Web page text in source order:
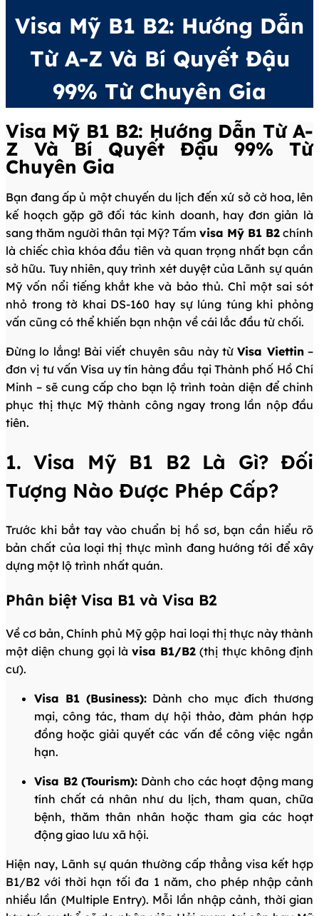
Visa Mỹ B1 B2: Hướng Dẫn
Từ A-Z Và Bí Quyết Đậu
99% Từ Chuyên Gia
Visa Mỹ B1 B2: Hướng Dẫn Từ A-
Z Và Bí Quyết Đậu 99% Từ
Chuyên Gia
Bạn đang ấp ủ một chuyến du lịch đến xứ sở cờ hoa, lên
kế hoạch gặp gỡ đối tác kinh doanh, hay đơn giản là
sang thăm người thân tại Mỹ? Tấm visa Mỹ B1 B2 chính
là chiếc chìa khóa đầu tiên và quan trọng nhất bạn cần
sở hữu. Tuy nhiên, quy trình xét duyệt của Lãnh sự quán
Mỹ vốn nổi tiếng khắt khe và bảo thủ. Chỉ một sai sót
nhỏ trong tờ khai DS-160 hay sự lúng túng khi phỏng
vấn cũng có thể khiến bạn nhận về cái lắc đầu từ chối.
Đừng lo lắng! Bài viết chuyên sâu này từVisa Viettin–
đơn vị tư vấn Visa uy tín hàng đầu tại Thành phố Hồ Chí
Minh – sẽ cung cấp cho bạn lộ trình toàn diện để chinh
phục thị thực Mỹ thành công ngay trong lần nộp đầu
tiên.
1. Visa Mỹ B1 B2 Là Gì? Đối
Tượng Nào Được Phép Cấp?
Trước khi bắt tay vào chuẩn bị hồ sơ, bạn cần hiểu rõ
bản chất của loại thị thực mình đang hướng tới để xây
dựng một lộ trình nhất quán.
Phân biệt Visa B1 và Visa B2
Về cơ bản, Chính phủ Mỹ gộp hai loại thị thực này thành
một diện chung gọi là visa B1/B2 (thị thực không định
cư).
Visa B1 (Business): Dành cho mục đích thương
mại, công tác, tham dự hội thảo, đàm phán hợp
đồng hoặc giải quyết các vấn đề công việc ngắn
hạn.
Visa B2 (Tourism): Dành cho các hoạt động mang
tính chất cá nhân như du lịch, tham quan, chữa
bệnh, thăm thân nhân hoặc tham gia các hoạt
động giao lưu xã hội.
Hiện nay, Lãnh sự quán thường cấp thẳng visa kết hợp
B1/B2 với thời hạn tối đa 1 năm, cho phép nhập cảnh
nhiều lần (Multiple Entry). Mỗi lần nhập cảnh, thời gian